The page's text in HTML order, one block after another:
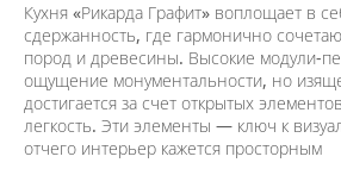
Кухня «Рикарда Графит» воплощает в
сдержанность, где гармонично
пород и древесины. Высокие модули-
ощущение монументальности, но
достигается за счет открытых
легкость. Эти элементы — ключ к
отчего интерьер кажется просторным